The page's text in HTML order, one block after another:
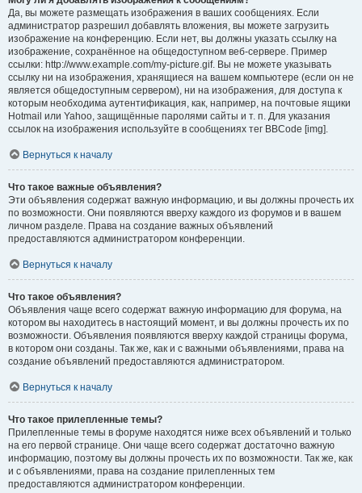
Да, вы можете размещать изображения в ваших сообщениях. Если
администратор разрешил добавлять вложения, вы можете загрузить
изображение на конференцию. Если нет, вы должны указать ссылку на
изображение, сохранённое на общедоступном веб-сервере. Пример
ссылки: http://www.example.com/my-picture.gif. Вы не можете указывать
ссылку ни на изображения, хранящиеся на вашем компьютере (если он не
является общедоступным сервером), ни на изображения, для доступа к
которым необходима аутентификация, как, например, на почтовые ящики
Hotmail или Yahoo, защищённые паролями сайты и т. п. Для указания
ссылок на изображения используйте в сообщениях тег BBCode [img].
Вернуться к началу
Что такое важные объявления?
Эти объявления содержат важную информацию, и вы должны прочесть их
по возможности. Они появляются вверху каждого из форумов и в вашем
личном разделе. Права на создание важных объявлений
предоставляются администратором конференции.
Вернуться к началу
Что такое объявления?
Объявления чаще всего содержат важную информацию для форума, на
котором вы находитесь в настоящий момент, и вы должны прочесть их по
возможности. Объявления появляются вверху каждой страницы форума,
в котором они созданы. Так же, как и с важными объявлениями, права на
создание объявлений предоставляются администратором.
Вернуться к началу
Что такое прилепленные темы?
Прилепленные темы в форуме находятся ниже всех объявлений и только
на его первой странице. Они чаще всего содержат достаточно важную
информацию, поэтому вы должны прочесть их по возможности. Так же, как
и с объявлениями, права на создание прилепленных тем
предоставляются администратором конференции.